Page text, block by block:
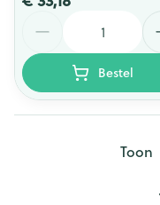
Bestel
Toon